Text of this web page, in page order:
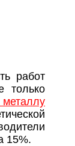
работ
только
15%.​